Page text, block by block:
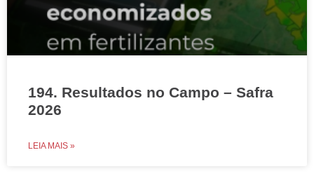
194. Resultados no Campo – Safra
2026
LEIA MAIS »